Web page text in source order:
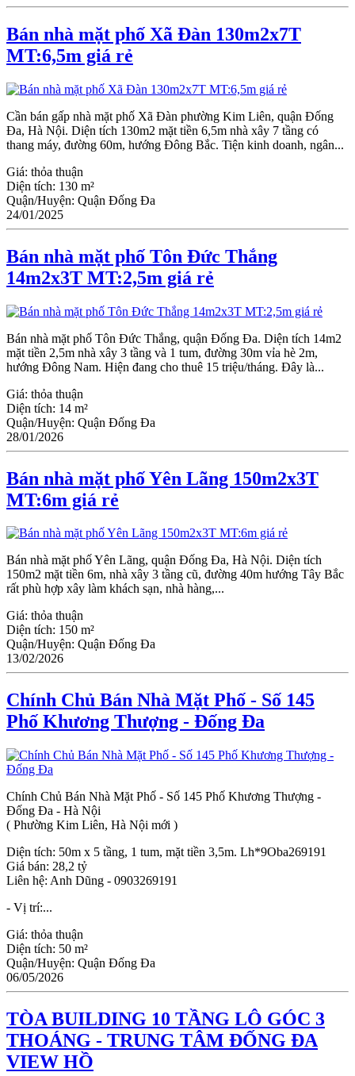
Bán nhà mặt phố Xã Đàn 130m2x7T
MT:6,5m giá rẻ
Cần bán gấp nhà mặt phố Xã Đàn phường Kim Liên, quận Đống
Đa, Hà Nội. Diện tích 130m2 mặt tiền 6,5m nhà xây 7 tầng có
thang máy, đường 60m, hướng Đông Bắc. Tiện kinh doanh, ngân...
Giá: thỏa thuận
Diện tích: 130 m²
Quận/Huyện: Quận Đống Đa
24/01/2025
Bán nhà mặt phố Tôn Đức Thắng
14m2x3T MT:2,5m giá rẻ
Bán nhà mặt phố Tôn Đức Thắng, quận Đống Đa. Diện tích 14m2
mặt tiền 2,5m nhà xây 3 tầng và 1 tum, đường 30m vỉa hè 2m,
hướng Đông Nam. Hiện đang cho thuê 15 triệu/tháng. Đây là...
Giá: thỏa thuận
Diện tích: 14 m²
Quận/Huyện: Quận Đống Đa
28/01/2026
Bán nhà mặt phố Yên Lãng 150m2x3T
MT:6m giá rẻ
Bán nhà mặt phố Yên Lãng, quận Đống Đa, Hà Nội. Diện tích
150m2 mặt tiền 6m, nhà xây 3 tầng cũ, đường 40m hướng Tây Bắc
rất phù hợp xây làm khách sạn, nhà hàng,...
Giá: thỏa thuận
Diện tích: 150 m²
Quận/Huyện: Quận Đống Đa
13/02/2026
Chính Chủ Bán Nhà Mặt Phố - Số 145
Phố Khương Thượng - Đống Đa
Chính Chủ Bán Nhà Mặt Phố - Số 145 Phố Khương Thượng -
Đống Đa - Hà Nội
( Phường Kim Liên, Hà Nội mới )
Diện tích: 50m x 5 tầng, 1 tum, mặt tiền 3,5m. Lh*9Oba269191
Giá bán: 28,2 tỷ
Liên hệ: Anh Dũng - 0903269191
- Vị trí:...
Giá: thỏa thuận
Diện tích: 50 m²
Quận/Huyện: Quận Đống Đa
06/05/2026
TÒA BUILDING 10 TẦNG LÔ GÓC 3
THOÁNG - TRUNG TÂM ĐỐNG ĐA
VIEW HỒ